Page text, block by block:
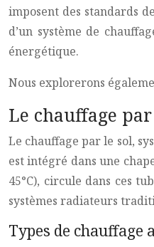
imposent des standards
d’un système de
énergétique.
Nous explorerons
Le chauffage
Le chauffage par le sol,
est intégré dans une
45°C), circule dans ces
systèmes radiateurs
Types de chauffage